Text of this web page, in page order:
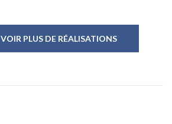
VOIR PLUS DE RÉALISATIONS